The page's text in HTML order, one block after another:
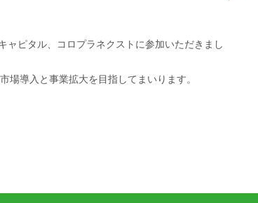
ャピタル、コロプラネクストに参加いただきまし
場導入と事業拡大を目指してまいります。